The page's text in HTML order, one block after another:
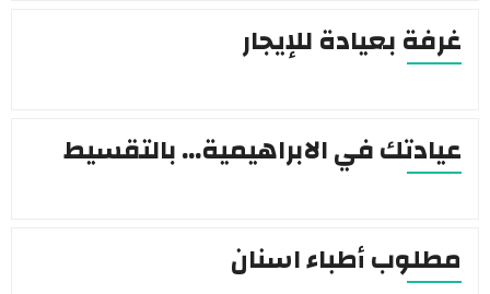
غرفة بعيادة للإيجار
عيادتك في الابراهيمية… بالتقسيط
مطلوب أطباء اسنان